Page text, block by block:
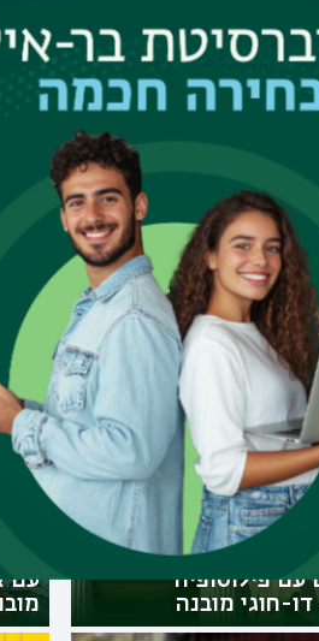
משווה
דומות
בלימודים
עם פילוסופיה
חוגי מובנה
עם